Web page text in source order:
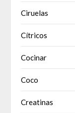
Ciruelas
Cítricos
Cocinar
Coco
Creatinas